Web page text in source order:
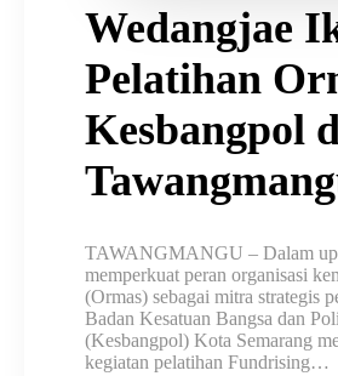
Wedangjae
Pelatihan
Kesbangpol
TAWANGMANGU – Dalam
memperkuat peran organisasi
(Ormas) sebagai mitra strategis
Badan Kesatuan Bangsa dan
(Kesbangpol) Kota Semarang
kegiatan pelatihan Fundrising…